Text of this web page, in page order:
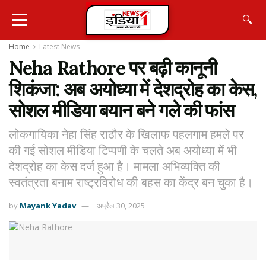
🔍
Home Latest News
Neha Rathore पर बढ़ी कानूनी
शिकंजा: अब अयोध्या में देशद्रोह का केस,
सोशल मीडिया बयान बने गले की फांस
लोकगायिका नेहा सिंह राठौर के खिलाफ पहलगाम हमले पर
की गई सोशल मीडिया टिप्पणी के चलते अब अयोध्या में भी
देशद्रोह का केस दर्ज हुआ है। मामला अभिव्यक्ति की
स्वतंत्रता बनाम राष्ट्रविरोध की बहस का केंद्र बन चुका है।
by Mayank Yadav अप्रैल 30, 2025